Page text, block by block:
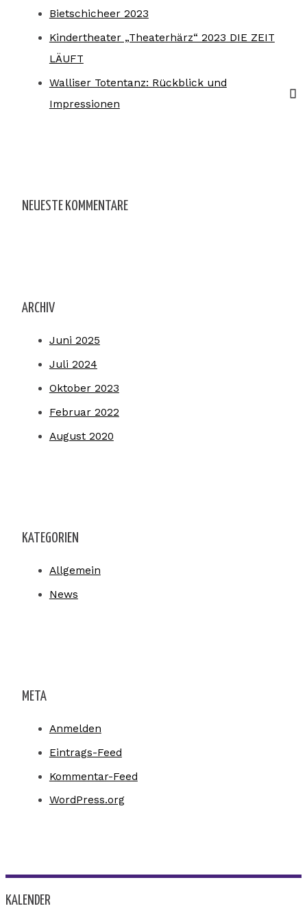
Bietschicheer 2023
Kindertheater „Theaterhärz“ 2023 DIE ZEIT
LÄUFT
Walliser Totentanz: Rückblick und
Impressionen
NEUESTE KOMMENTARE
ARCHIV
Juni 2025
Juli 2024
Oktober 2023
Februar 2022
August 2020
KATEGORIEN
Allgemein
News
META
Anmelden
Eintrags-Feed
Kommentar-Feed
WordPress.org
KALENDER